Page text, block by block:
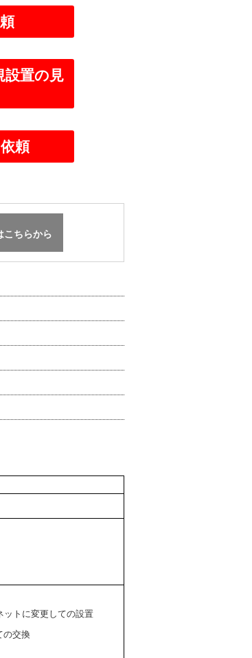
ちらから
ットに変更しての設置
の交換